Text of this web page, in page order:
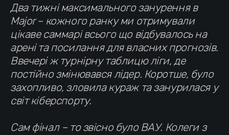
Два тижні максимального занурення в
Major – кожного ранку ми отримували
цікаве саммарі всього що відбувалось на
арені та посилання для власних прогнозів.
Ввечері ж турнірну таблицю ліги, де
постійно змінювався лідер. Коротше, було
захопливо, зловила кураж та занурилася у
світ кіберспорту.
Сам фінал – то звісно було ВАУ. Колеги з